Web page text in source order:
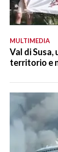
MULTIMEDIA
Val di Susa,
territorio e